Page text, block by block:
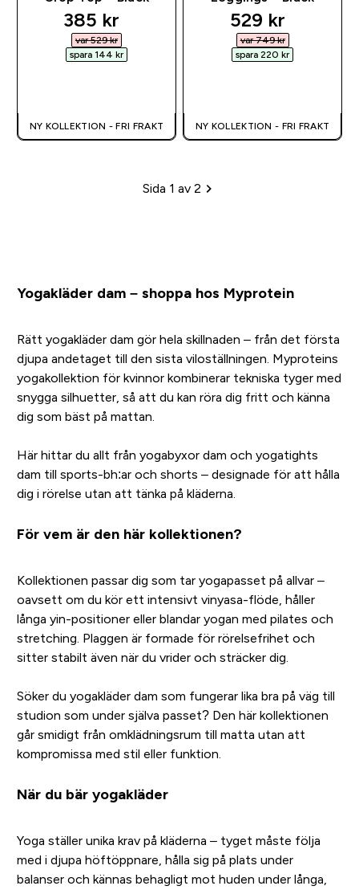
discounted price
385 kr‎
var 529 kr‎
spara 144 kr‎
NY KOLLEKTION - FRI FRAKT
discounted
529 kr‎
var 749 kr‎
spara 220 kr‎
NY KOLLEKTION - FRI FRAKT
Sidhänvisning
Sida 1 av 2
Yogakläder dam – shoppa hos Myprotein
Rätt yogakläder dam gör hela skillnaden – från det första
djupa andetaget till den sista viloställningen. Myproteins
yogakollektion för kvinnor kombinerar tekniska tyger med
snygga silhuetter, så att du kan röra dig fritt och känna
dig som bäst på mattan.
Här hittar du allt från yogabyxor dam och yogatights
dam till sports-bh:ar och shorts – designade för att hålla
dig i rörelse utan att tänka på kläderna.
För vem är den här kollektionen?
Kollektionen passar dig som tar yogapasset på allvar –
oavsett om du kör ett intensivt vinyasa-flöde, håller
långa yin-positioner eller blandar yogan med pilates och
stretching. Plaggen är formade för rörelsefrihet och
sitter stabilt även när du vrider och sträcker dig.
Söker du yogakläder dam som fungerar lika bra på väg till
studion som under själva passet? Den här kollektionen
går smidigt från omklädningsrum till matta utan att
kompromissa med stil eller funktion.
När du bär yogakläder
Yoga ställer unika krav på kläderna – tyget måste följa
med i djupa höftöppnare, hålla sig på plats under
balanser och kännas behagligt mot huden under långa,